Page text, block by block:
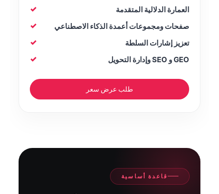
العمارة الدلالية المتقدمة
صفحات ومجموعات أعمدة الذكاء الاصطناعي
تعزيز إشارات السلطة
GEO و SEO وإدارة التحويل
طلب عرض سعر
قاعدة أساسية